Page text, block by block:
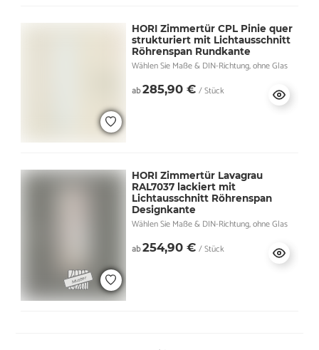
HORI Zimmertür CPL Pinie quer
strukturiert mit Lichtausschnitt
Röhrenspan Rundkante
Wählen Sie Maße & DIN-Richtung, ohne Glas
ab285,90 € / Stück
HORI Zimmertür Lavagrau
RAL7037 lackiert mit
Lichtausschnitt Röhrenspan
Designkante
Wählen Sie Maße & DIN-Richtung, ohne Glas
ab254,90 € / Stück